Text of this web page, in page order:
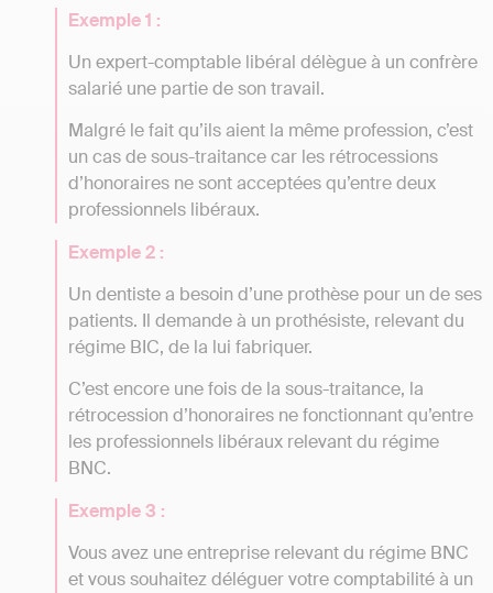
Exemple 1 :
Un expert-comptable libéral délègue à un confrère
salarié une partie de son travail.
Malgré le fait qu’ils aient la même profession, c’est
un cas de sous-traitance car les rétrocessions
d’honoraires ne sont acceptées qu’entre deux
professionnels libéraux.
Exemple 2 :
Un dentiste a besoin d’une prothèse pour un de ses
patients. Il demande à un prothésiste, relevant du
régime BIC, de la lui fabriquer.
C’est encore une fois de la sous-traitance, la
rétrocession d’honoraires ne fonctionnant qu’entre
les professionnels libéraux relevant du régime
BNC.
Exemple 3 :
Vous avez une entreprise relevant du régime BNC
et vous souhaitez déléguer votre comptabilité à un